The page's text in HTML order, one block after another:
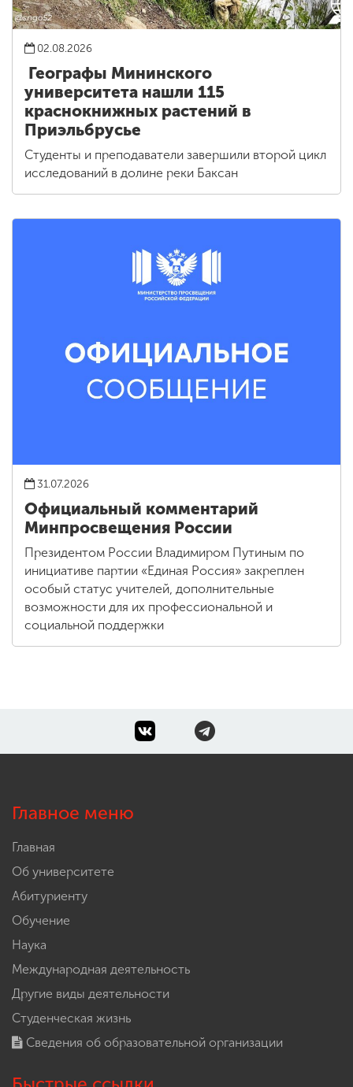
02.08.2026
Географы Мининского
университета нашли 115
краснокнижных растений в
Приэльбрусье
Студенты и преподаватели завершили второй цикл
исследований в долине реки Баксан
31.07.2026
Официальный комментарий
Минпросвещения России
Президентом России Владимиром Путиным по
инициативе партии «Единая Россия» закреплен
особый статус учителей, дополнительные
возможности для их профессиональной и
социальной поддержки
Главное меню
Главная
Об университете
Абитуриенту
Обучение
Наука
Международная деятельность
Другие виды деятельности
Студенческая жизнь
Сведения об образовательной организации